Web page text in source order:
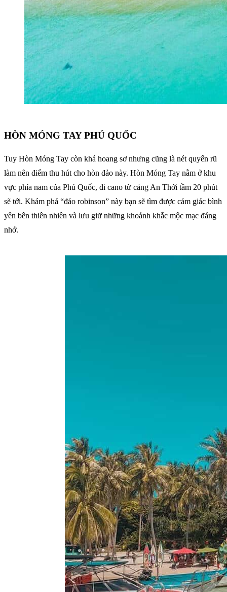
HÒN MÓNG TAY PHÚ QUỐC
Tuy Hòn Móng Tay còn khá hoang sơ nhưng cũng là nét quyến rũ
làm nên điểm thu hút cho hòn đảo này. Hòn Móng Tay nằm ở khu
vực phía nam của Phú Quốc, đi cano từ cảng An Thới tầm 20 phút
sẽ tới. Khám phá “đảo robinson” này bạn sẽ tìm được cảm giác bình
yên bên thiên nhiên và lưu giữ những khoảnh khắc mộc mạc đáng
nhớ.